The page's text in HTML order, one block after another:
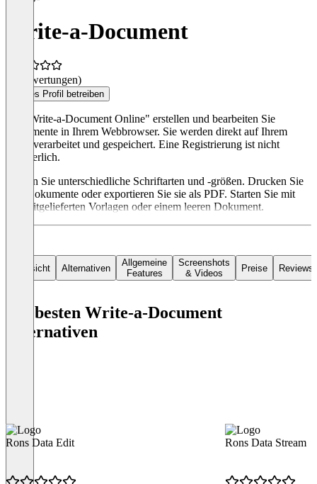
Write-a-Document
(0 Bewertungen)
Dieses Profil betreiben
Mit "Write-a-Document Online" erstellen und bearbeiten Sie
Dokumente in Ihrem Webbrowser. Sie werden direkt auf Ihrem
Gerät verarbeitet und gespeichert. Eine Registrierung ist nicht
erforderlich.
Nutzen Sie unterschiedliche Schriftarten und -größen. Drucken Sie
Ihre Dokumente oder exportieren Sie sie als PDF. Starten Sie mit
den mitgelieferten Vorlagen oder einem leeren Dokument.
Übersicht Alternativen
Allgemeine
Features
Screenshots
& Videos
Preise Reviews
Die besten Write-a-Document
Alternativen
Rons Data Edit Rons Data Stream